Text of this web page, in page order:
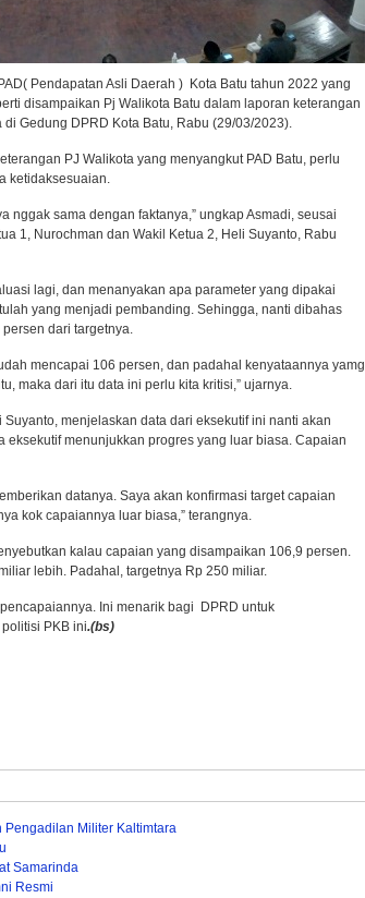
Pendapatan Asli Daerah ) Kota Batu tahun 2022 yang
disampaikan Pj Walikota Batu dalam laporan keterangan
Gedung DPRD Kota Batu, Rabu (29/03/2023).
PJ Walikota yang menyangkut PAD Batu, perlu
ketidaksesuaian.
nggak sama dengan faktanya,” ungkap Asmadi, seusai
1, Nurochman dan Wakil Ketua 2, Heli Suyanto, Rabu
lagi, dan menanyakan apa parameter yang dipakai
yang menjadi pembanding. Sehingga, nanti dibahas
dari targetnya.
mencapai 106 persen, dan padahal kenyataannya yamg
maka dari itu data ini perlu kita kritisi,” ujarnya.
menjelaskan data dari eksekutif ini nanti akan
menunjukkan progres yang luar biasa. Capaian
datanya. Saya akan konfirmasi target capaian
kok capaiannya luar biasa,” terangnya.
kalau capaian yang disampaikan 106,9 persen.
lebih. Padahal, targetnya Rp 250 miliar.
Ini menarik bagi DPRD untuk
PKB ini.(bs)
Pengadilan Militer Kaltimtara
Samarinda
Resmi